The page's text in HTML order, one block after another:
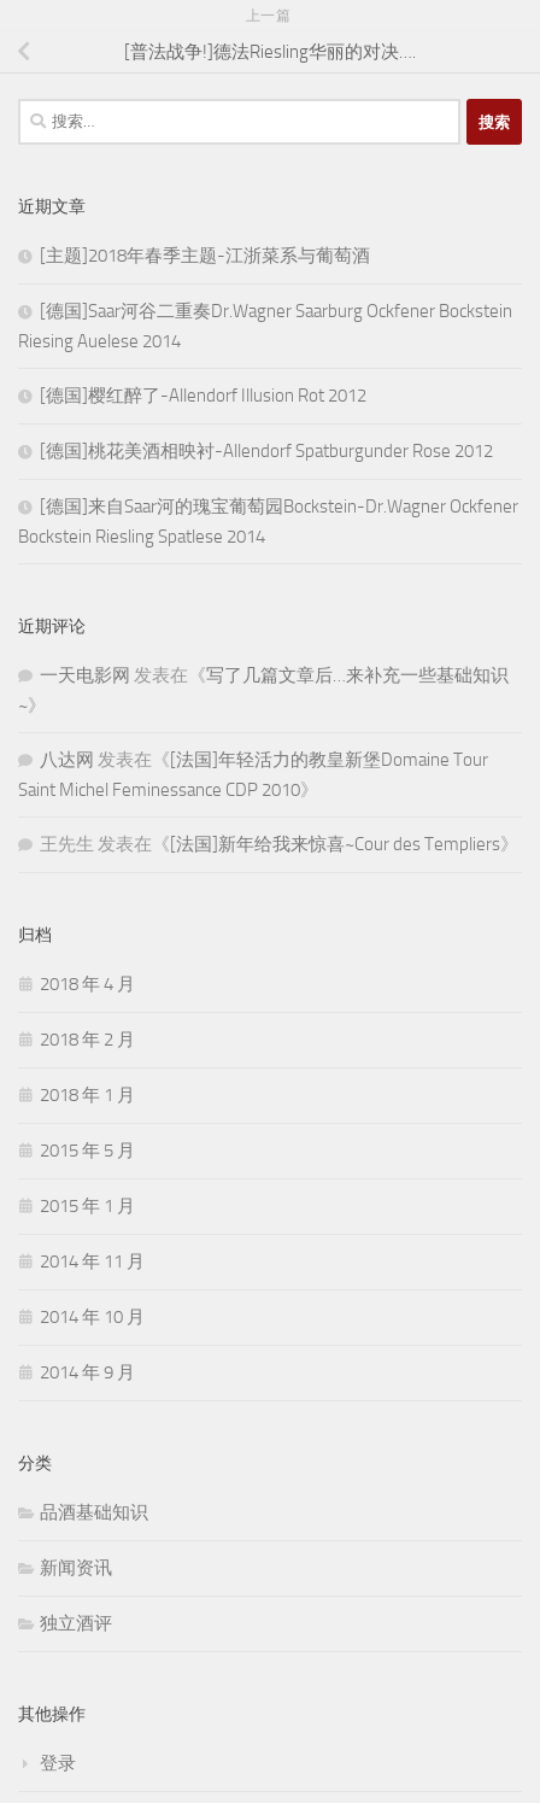
上一篇
[普法战争!]德法Riesling华丽的对决….
搜
索：
近期文章
[主题]2018年春季主题-江浙菜系与葡萄酒
[德国]Saar河谷二重奏Dr.Wagner Saarburg Ockfener Bockstein
Riesing Auelese 2014
[德国]樱红醉了-Allendorf Illusion Rot 2012
[德国]桃花美酒相映衬-Allendorf Spatburgunder Rose 2012
[德国]来自Saar河的瑰宝葡萄园Bockstein-Dr.Wagner Ockfener
Bockstein Riesling Spatlese 2014
近期评论
一天电影网 发表在《写了几篇文章后…来补充一些基础知识
~》
八达网 发表在《[法国]年轻活力的教皇新堡Domaine Tour
Saint Michel Feminessance CDP 2010》
王先生 发表在《[法国]新年给我来惊喜~Cour des Templiers》
归档
2018 年 4 月
2018 年 2 月
2018 年 1 月
2015 年 5 月
2015 年 1 月
2014 年 11 月
2014 年 10 月
2014 年 9 月
分类
品酒基础知识
新闻资讯
独立酒评
其他操作
登录